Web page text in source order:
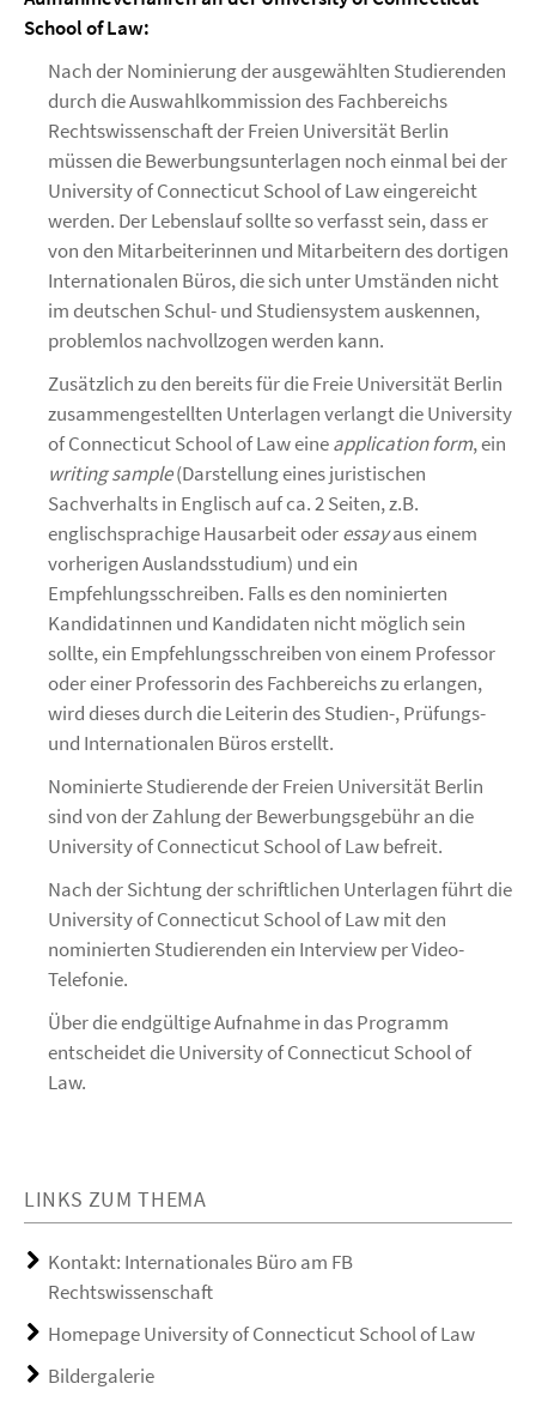
School of Law:
Nach der Nominierung der ausgewählten Studierenden
durch die Auswahlkommission des Fachbereichs
Rechtswissenschaft der Freien Universität Berlin
müssen die Bewerbungsunterlagen noch einmal bei der
University of Connecticut School of Law eingereicht
werden. Der Lebenslauf sollte so verfasst sein, dass er
von den Mitarbeiterinnen und Mitarbeitern des dortigen
Internationalen Büros, die sich unter Umständen nicht
im deutschen Schul- und Studiensystem auskennen,
problemlos nachvollzogen werden kann.
Zusätzlich zu den bereits für die Freie Universität Berlin
zusammengestellten Unterlagen verlangt die University
of Connecticut School of Law eineapplication form, ein
writing sample(Darstellung eines juristischen
Sachverhalts in Englisch auf ca. 2 Seiten, z.B.
englischsprachige Hausarbeit oderessayaus einem
vorherigen Auslandsstudium) und ein
Empfehlungsschreiben. Falls es den nominierten
Kandidatinnen und Kandidaten nicht möglich sein
sollte, ein Empfehlungsschreiben von einem Professor
oder einer Professorin des Fachbereichs zu erlangen,
wird dieses durch die Leiterin des Studien-, Prüfungs-
und Internationalen Büros erstellt.
Nominierte Studierende der Freien Universität Berlin
sind von der Zahlung der Bewerbungsgebühr an die
University of Connecticut School of Law befreit.
Nach der Sichtung der schriftlichen Unterlagen führt die
University of Connecticut School of Law mit den
nominierten Studierenden ein Interview per Video-
Telefonie.
Über die endgültige Aufnahme in das Programm
entscheidet die University of Connecticut School of
Law.
LINKS ZUM THEMA
Kontakt: Internationales Büro am FB
Rechtswissenschaft
Homepage University of Connecticut School of Law
Bildergalerie